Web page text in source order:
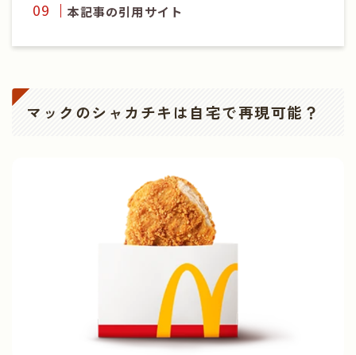
本記事の引用サイト
マックのシャカチキは自宅で再現可能？